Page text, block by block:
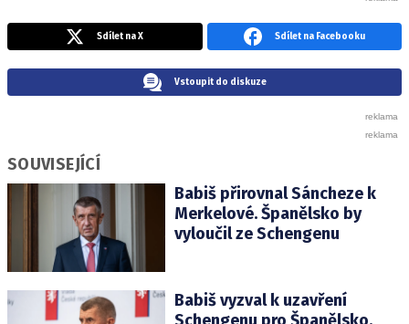
Sdílet na X Sdílet na Facebooku
Vstoupit do diskuze
SOUVISEJÍCÍ
Babiš přirovnal Sáncheze k
Merkelové. Španělsko by
vyloučil ze Schengenu
Babiš vyzval k uzavření